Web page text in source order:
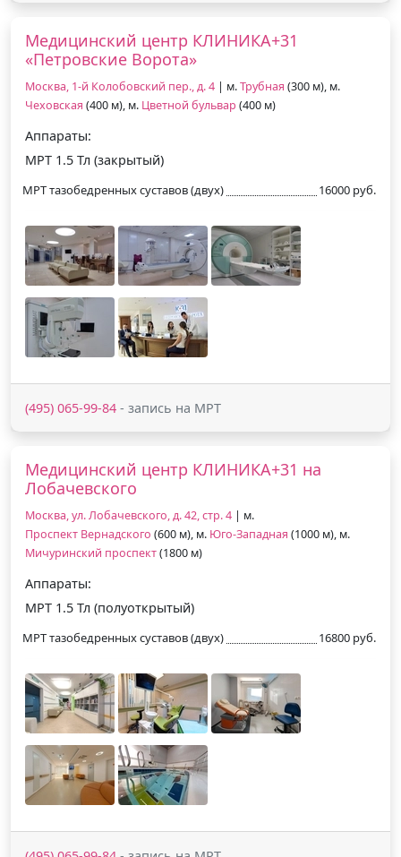
Медицинский центр КЛИНИКА+31
«Петровские Ворота»
Москва, 1-й Колобовский пер., д. 4 | м.Трубная (300 м), м.
Чеховская (400 м), м. Цветной бульвар (400 м)
Аппараты:
МРТ 1.5 Тл (закрытый)
МРТ тазобедренных суставов (двух) 16000 руб.
(495) 065-99-84 - запись на МРТ
Медицинский центр КЛИНИКА+31 на
Лобачевского
Москва, ул. Лобачевского, д. 42, стр. 4 | м.
Проспект Вернадского (600 м), м. Юго-Западная (1000 м), м.
Мичуринский проспект(1800 м)
Аппараты:
МРТ 1.5 Тл (полуоткрытый)
МРТ тазобедренных суставов (двух) 16800 руб.